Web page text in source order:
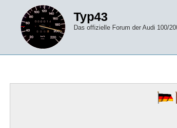
Typ43
Das offizielle Forum der Audi 100/